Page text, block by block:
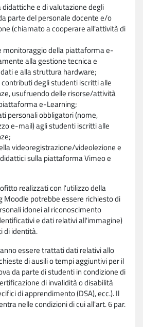
e di valutazione degli
parte del personale docente e/o
(chiamato a cooperare all'attività di
monitoraggio della piattaforma e-
alla gestione tecnica e
e alla struttura hardware;
degli studenti iscritti alle
usufruendo delle risorse/attività
e-Learning;
personali obbligatori (nome,
e-mail) agli studenti iscritti alle
videoregistrazione/videolezione e
sulla piattaforma Vimeo e
realizzati con l'utilizzo della
potrebbe essere richiesto di
idonei al riconoscimento
e dati relativi all'immagine)
di identità.
essere trattati dati relativi allo
di ausili o tempi aggiuntivi per il
da parte di studenti in condizione di
di invalidità o disabilità
di apprendimento (DSA), ecc.). Il
nelle condizioni di cui all'art. 6 par.